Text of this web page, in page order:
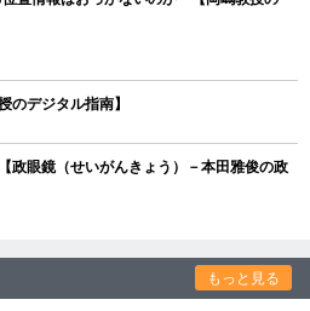
デジタル指南】
眼鏡（せいがんきょう）－本田雅俊の政
もっと見る